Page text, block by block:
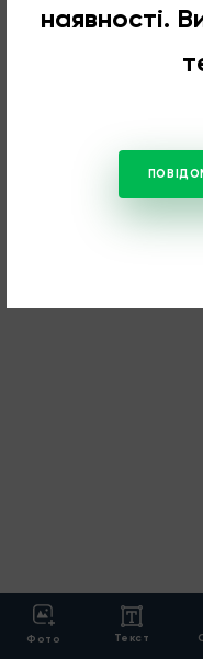
наявності.
Фото Текст